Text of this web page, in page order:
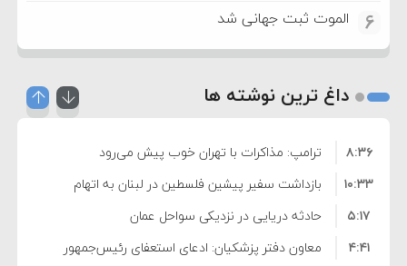
6 الموت ثبت جهانی شد
داغ ترین نوشته ها
ترامپ: مذاکرات با تهران خوب پیش می‌رود
۸:۳۶
بازداشت سفیر پیشین فلسطین در لبنان به اتهام
فساد و اختلاس اموال
۱۰:۳۳
حادثه دریایی در نزدیکی سواحل عمان
۵:۱۷
معاون دفتر پزشکیان: ادعای استعفای رئیس‌جمهور
۴:۴۱